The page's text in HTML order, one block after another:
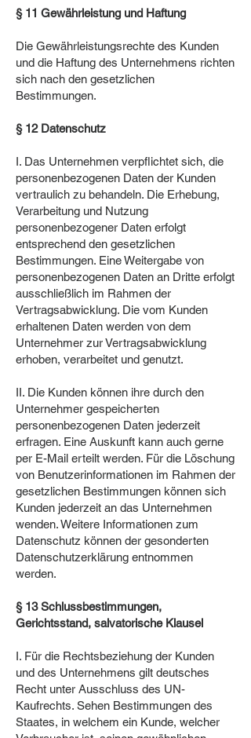
§ 11 Gewährleistung und Haftung
Die Gewährleistungsrechte des Kunden
und die Haftung des Unternehmens richten
sich nach den gesetzlichen
Bestimmungen.
§ 12 Datenschutz
I. Das Unternehmen verpflichtet sich, die
personenbezogenen Daten der Kunden
vertraulich zu behandeln. Die Erhebung,
Verarbeitung und Nutzung
personenbezogener Daten erfolgt
entsprechend den gesetzlichen
Bestimmungen. Eine Weitergabe von
personenbezogenen Daten an Dritte erfolgt
ausschließlich im Rahmen der
Vertragsabwicklung. Die vom Kunden
erhaltenen Daten werden von dem
Unternehmer zur Vertragsabwicklung
erhoben, verarbeitet und genutzt.
II. Die Kunden können ihre durch den
Unternehmer gespeicherten
personenbezogenen Daten jederzeit
erfragen. Eine Auskunft kann auch gerne
per E-Mail erteilt werden. Für die Löschung
von Benutzerinformationen im Rahmen der
gesetzlichen Bestimmungen können sich
Kunden jederzeit an das Unternehmen
wenden. Weitere Informationen zum
Datenschutz können der gesonderten
Datenschutzerklärung entnommen
werden.
§ 13 Schlussbestimmungen,
Gerichtsstand, salvatorische Klausel
I. Für die Rechtsbeziehung der Kunden
und des Unternehmens gilt deutsches
Recht unter Ausschluss des UN-
Kaufrechts. Sehen Bestimmungen des
Staates, in welchem ein Kunde, welcher